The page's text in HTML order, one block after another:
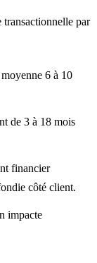
par
6 à 10
de 3 à 18 mois
financier
côté client.
impacte